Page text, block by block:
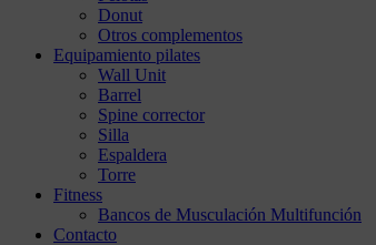
Donut
Otros complementos
Equipamiento pilates
Wall Unit
Barrel
Spine corrector
Silla
Espaldera
Torre
Fitness
Bancos de Musculación Multifunción
Contacto